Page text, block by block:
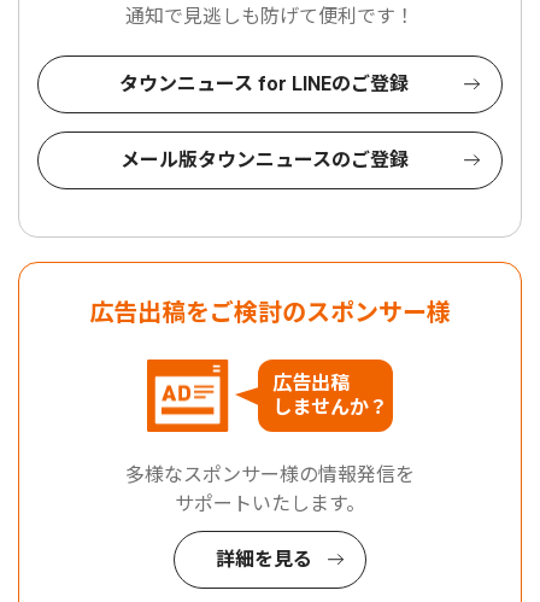
通知で見逃しも防げて便利です！
タウンニュース for LINEのご登録
メール版タウンニュースのご登録
広告出稿をご検討のスポンサー様
広告出稿
しませんか？
多様なスポンサー様の情報発信を
サポートいたします。
詳細を見る